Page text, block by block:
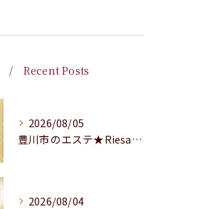
Recent Posts
2026/08/05
豊川市のエステ★Riesaの商品のご紹介★
2026/08/04